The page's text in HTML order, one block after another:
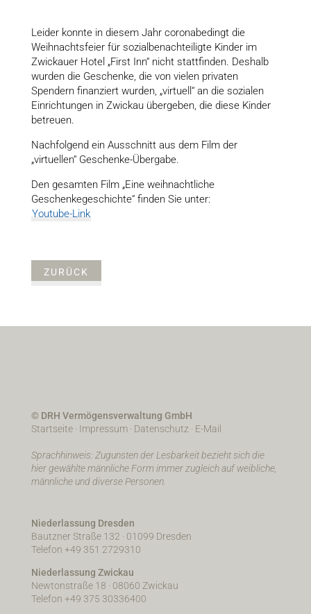
Leider konnte in diesem Jahr coronabedingt die
Weihnachtsfeier für sozialbenachteiligte Kinder im
Zwickauer Hotel „First Inn“ nicht stattfinden. Deshalb
wurden die Geschenke, die von vielen privaten
Spendern finanziert wurden, „virtuell“ an die sozialen
Einrichtungen in Zwickau übergeben, die diese Kinder
betreuen.
Nachfolgend ein Ausschnitt aus dem Film der
„virtuellen“ Geschenke-Übergabe.
Den gesamten Film „Eine weihnachtliche
Geschenkegeschichte“ finden Sie unter:
Youtube-Link
ZURÜCK
© DRH Vermögensverwaltung GmbH
Startseite· Impressum· Datenschutz · E-Mail
Sprachhinweis: Zugunsten der Lesbarkeit bezieht sich die
hier gewählte männliche Form immer zugleich auf weibliche,
männliche und diverse Personen.
Niederlassung Dresden
Bautzner Straße 132 · 01099 Dresden
Telefon +49 351 2729310
Niederlassung Zwickau
Newtonstraße 18 · 08060 Zwickau
Telefon +49 375 30336400